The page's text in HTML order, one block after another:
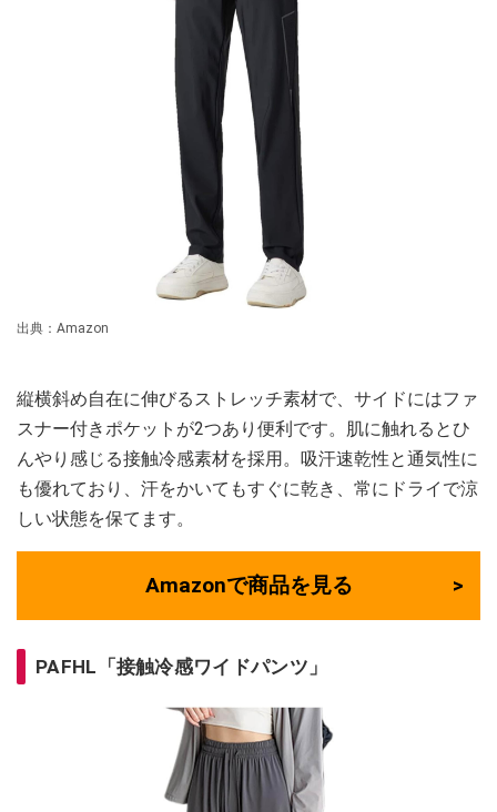
出典：Amazon
縦横斜め自在に伸びるストレッチ素材で、サイドにはファ
スナー付きポケットが2つあり便利です。肌に触れるとひ
んやり感じる接触冷感素材を採用。吸汗速乾性と通気性に
も優れており、汗をかいてもすぐに乾き、常にドライで涼
しい状態を保てます。
Amazonで商品を見る
PAFHL「接触冷感ワイドパンツ」